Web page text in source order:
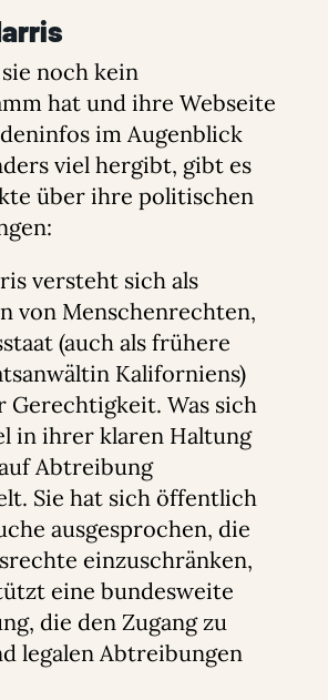
noch kein
hat und ihre Webseite
im Augenblick
viel hergibt, gibt es
über ihre politischen
versteht sich als
von Menschenrechten,
(auch als frühere
Kaliforniens)
Gerechtigkeit. Was sich
in ihrer klaren Haltung
Abtreibung
Sie hat sich öffentlich
ausgesprochen, die
einzuschränken,
eine bundesweite
die den Zugang zu
legalen Abtreibungen